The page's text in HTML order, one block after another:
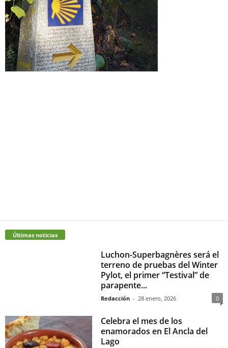
Últimas noticias
Luchon-Superbagnères será el
terreno de pruebas del Winter
Pylot, el primer “Testival” de
parapente...
Redacción - 28 enero, 2026 0
Celebra el mes de los
enamorados en El Ancla del
Lago